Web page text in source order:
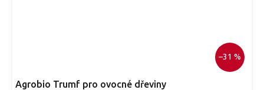
–31 %
Agrobio Trumf pro ovocné dřeviny